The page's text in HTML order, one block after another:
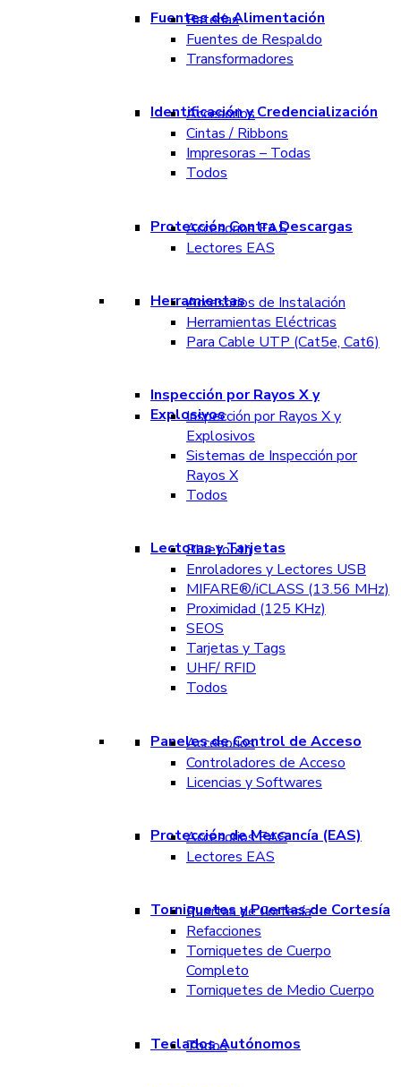
Fuentes de Alimentación
Baterías
Fuentes de Respaldo
Transformadores
Identificación y Credencialización
Accesorios
Cintas / Ribbons
Impresoras – Todas
Todos
Protección Contra Descargas
Accesorios EAS
Lectores EAS
Herramientas
Accesorios de Instalación
Herramientas Eléctricas
Para Cable UTP (Cat5e, Cat6)
Inspección por Rayos X y
Explosivos
Inspección por Rayos X y
Explosivos
Sistemas de Inspección por
Rayos X
Todos
Lectoras y Tarjetas
Bluetooth
Enroladores y Lectores USB
MIFARE®/iCLASS (13.56 MHz)
Proximidad (125 KHz)
SEOS
Tarjetas y Tags
UHF/ RFID
Todos
Paneles de Control de Acceso
Accesorios
Controladores de Acceso
Licencias y Softwares
Protección de Mercancía (EAS)
Accesorios EAS
Lectores EAS
Torniquetes y Puertas de Cortesía
Puertas de Cortesía
Refacciones
Torniquetes de Cuerpo
Completo
Torniquetes de Medio Cuerpo
Teclados Autónomos
Todos